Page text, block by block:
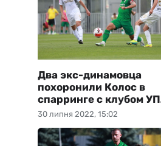
30 липня 2022, 15:02
Два экс-динамовца
похоронили Колос в
спарринге с клубом